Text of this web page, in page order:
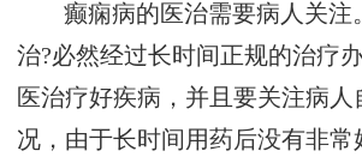
癫痫病的医治需要病人关注
治?必然经过长时间正规的治疗
医治疗好疾病，并且要关注病
况，由于长时间用药后没有非常